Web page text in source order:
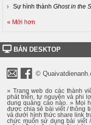
Sự hình thành Ghost in the
« Mới hơn
BẢN DESKTOP
©
» Trang web do các thành
phát triển, tự nguyện và phi
dung quảng cáo nào. » Mọi
được chia sẻ bài viết / thông
và dưới hình thức share link
chức muốn sử dụng bài viết